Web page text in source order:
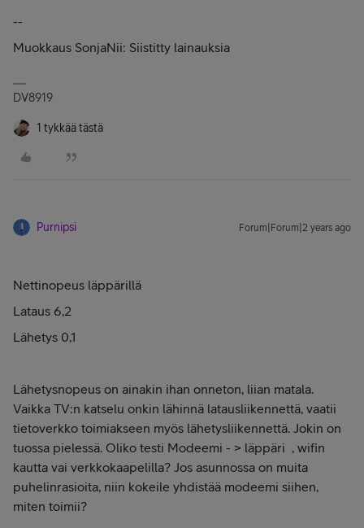
--
Muokkaus SonjaNii: Siistitty lainauksia
DV8919
1 tykkää tästä
Purnipsi Forum|Forum|2 years ago
Nettinopeus läppärillä
Lataus 6,2
Lähetys 0,1
Lähetysnopeus on ainakin ihan onneton, liian matala.
Vaikka TV:n katselu onkin lähinnä latausliikennettä, vaatii
tietoverkko toimiakseen myös lähetysliikennettä. Jokin on
tuossa pielessä. Oliko testi Modeemi - > läppäri , wifin
kautta vai verkkokaapelilla? Jos asunnossa on muita
puhelinrasioita, niin kokeile yhdistää modeemi siihen,
miten toimii?